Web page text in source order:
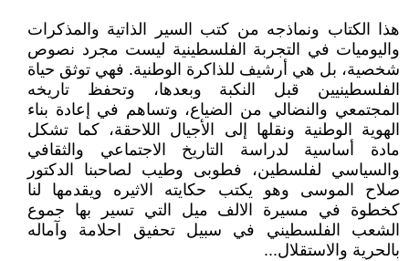
هذا الكتاب ونماذجه من كتب السير الذاتية والمذكرات
واليوميات في التجربة الفلسطينية ليست مجرد نصوص
شخصية، بل هي أرشيف للذاكرة الوطنية. فهي توثق حياة
الفلسطينيين قبل النكبة وبعدها، وتحفظ تاريخه
المجتمعي والنضالي من الضياع، وتساهم في إعادة بناء
الهوية الوطنية ونقلها إلى الأجيال اللاحقة، كما تشكل
مادة أساسية لدراسة التاريخ الاجتماعي والثقافي
والسياسي لفلسطين، فطوبى وطيب لصاحبنا الدكتور
صلاح الموسى وهو يكتب حكايته الاثيره ويقدمها لنا
كخطوة في مسيرة الالف ميل التي تسير بها جموع
الشعب الفلسطيني في سبيل تحفيق احلامة وآماله
بالحرية والاستقلال...